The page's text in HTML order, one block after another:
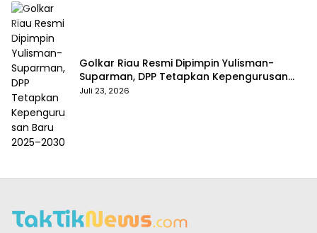
Golkar Riau Resmi Dipimpin Yulisman-
Suparman, DPP Tetapkan Kepengurusan
Baru 2025–2030
Juli 23, 2026